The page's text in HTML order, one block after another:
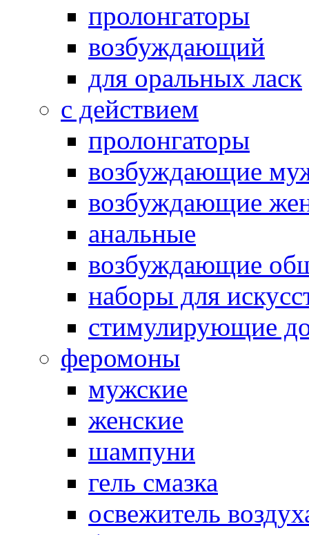
пролонгаторы
возбуждающий
для оральных ласк
с действием
пролонгаторы
возбуждающие
возбуждающие
анальные
возбуждающие
наборы для
стимулирующие
феромоны
мужские
женские
шампуни
гель смазка
освежитель